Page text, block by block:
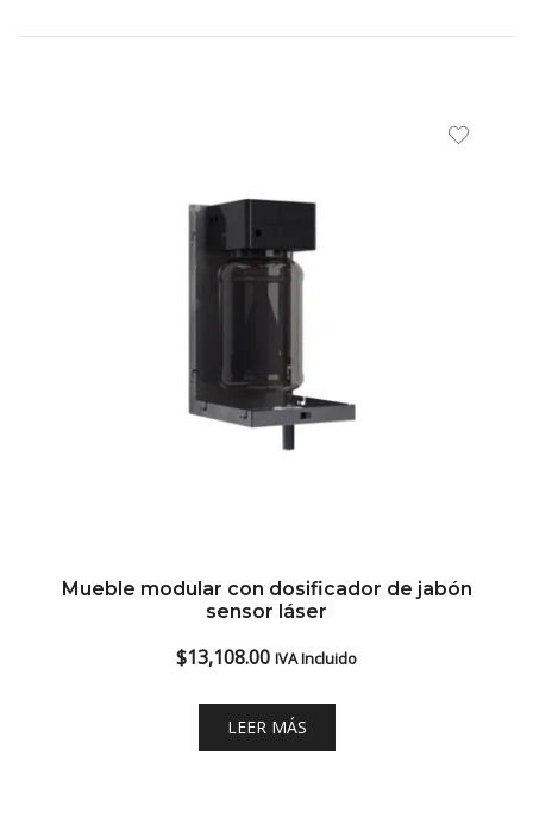
Mueble modular con dosificador de jabón
sensor láser
$13,108.00 IVA Incluido
LEER MÁS